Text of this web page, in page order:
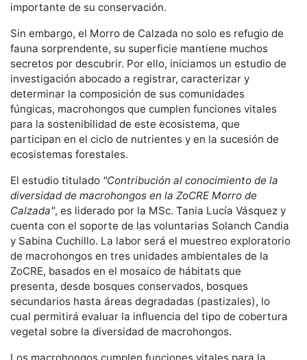
importante de su conservación.
Sin embargo, el Morro de Calzada no solo es refugio de
fauna sorprendente, su superficie mantiene muchos
secretos por descubrir. Por ello, iniciamos un estudio de
investigación abocado a registrar, caracterizar y
determinar la composición de sus comunidades
fúngicas, macrohongos que cumplen funciones vitales
para la sostenibilidad de este ecosistema, que
participan en el ciclo de nutrientes y en la sucesión de
ecosistemas forestales.
El estudio titulado "Contribución al conocimiento de la
diversidad de macrohongos en la ZoCRE Morro de
Calzada", es liderado por la MSc. Tania Lucía Vásquez y
cuenta con el soporte de las voluntarias Solanch Candia
y Sabina Cuchillo. La labor será el muestreo exploratorio
de macrohongos en tres unidades ambientales de la
ZoCRE, basados en el mosaico de hábitats que
presenta, desde bosques conservados, bosques
secundarios hasta áreas degradadas (pastizales), lo
cual permitirá evaluar la influencia del tipo de cobertura
vegetal sobre la diversidad de macrohongos.